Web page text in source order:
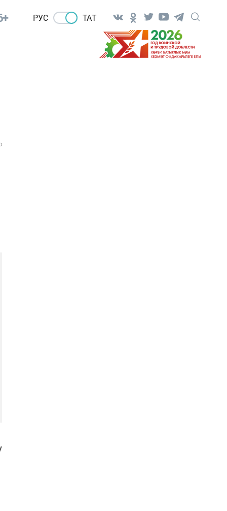
РУС ТАТ